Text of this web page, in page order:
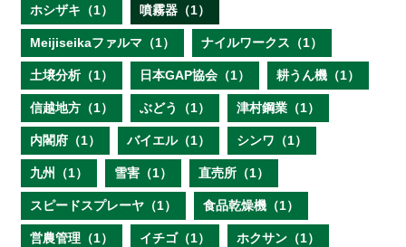
ホシザキ（1） 噴霧器（1）
Meijiseikaファルマ（1） ナイルワークス（1）
土壌分析（1） 日本GAP協会（1） 耕うん機（1）
信越地方（1） ぶどう（1） 津村鋼業（1）
内閣府（1） バイエル（1） シンワ（1）
九州（1） 雪害（1） 直売所（1）
スピードスプレーヤ（1） 食品乾燥機（1）
営農管理（1） イチゴ（1） ホクサン（1）